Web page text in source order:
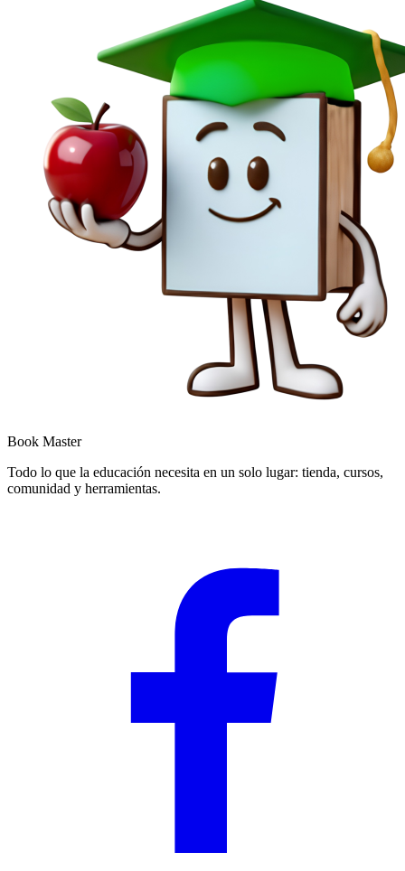
Book Master
Todo lo que la educación necesita en un solo lugar: tienda, cursos,
comunidad y herramientas.